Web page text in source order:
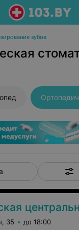
зубов
районная
35 до 18:00